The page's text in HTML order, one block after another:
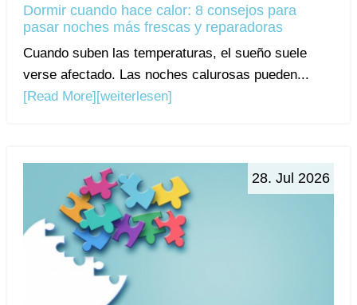
Dormir cuando hace calor: 8 consejos para
pasar noches más frescas y reparadoras
Cuando suben las temperaturas, el sueño suele
verse afectado. Las noches calurosas pueden...
[Read More] [weiterlesen]
28. Jul 2026